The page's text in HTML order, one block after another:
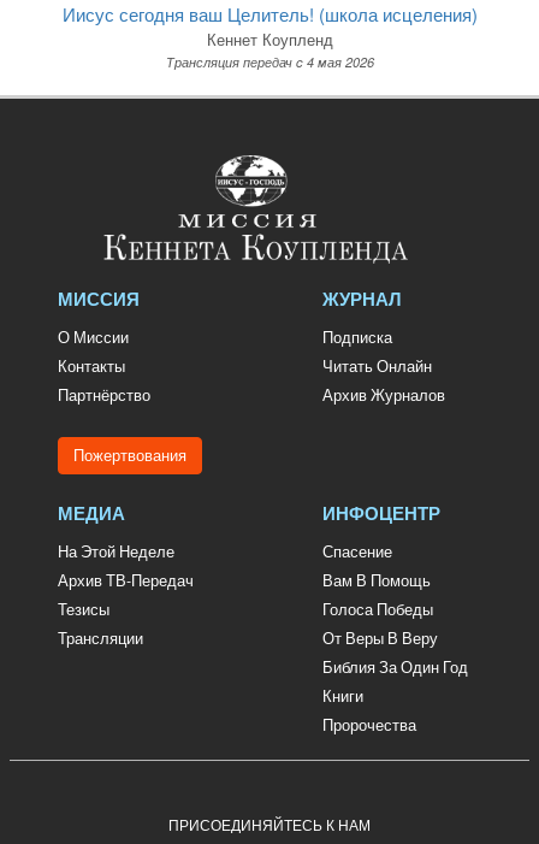
Иисус сегодня ваш Целитель! (школа исцеления)
Кеннет Коупленд
Трансляция передач c 4 мая 2026
МИССИЯ
О Миссии
Контакты
Партнёрство
Пожертвования
ЖУРНАЛ
Подписка
Читать Онлайн
Архив Журналов
МЕДИА
На Этой Неделе
Архив ТВ-Передач
Тезисы
Трансляции
ИНФОЦЕНТР
Спасение
Вам В Помощь
Голоса Победы
От Веры В Веру
Библия За Один Год
Книги
Пророчества
ПРИСОЕДИНЯЙТЕСЬ К НАМ